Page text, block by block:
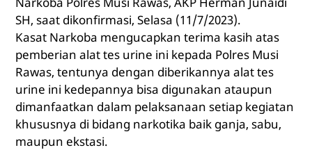
SH, saat dikonfirmasi, Selasa (11/7/2023).
Kasat Narkoba mengucapkan terima kasih atas
pemberian alat tes urine ini kepada Polres Musi
Rawas, tentunya dengan diberikannya alat tes
urine ini kedepannya bisa digunakan ataupun
dimanfaatkan dalam pelaksanaan setiap kegiatan
khususnya di bidang narkotika baik ganja, sabu,
maupun ekstasi.